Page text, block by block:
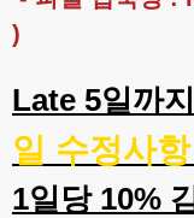
)
Late 5일까
일 수정사
1일당 10%